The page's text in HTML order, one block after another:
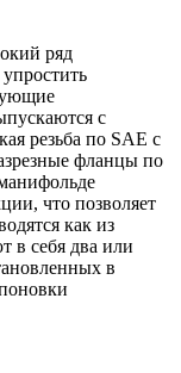
ряд
с
резьба по SAE с
фланцы по
что позволяет
как из
в себя два или
в